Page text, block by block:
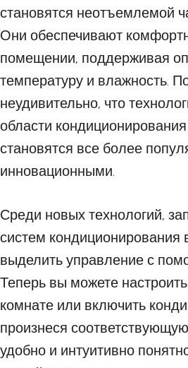
становятся неотъемлемой
Они обеспечивают
помещении, поддерживая
температуру и влажность.
неудивительно, что
области
становятся все более
инновационными.
Среди новых технологий,
систем кондиционирования
выделить управление с
Теперь вы можете
комнате или включить
произнеся
удобно и интуитивно